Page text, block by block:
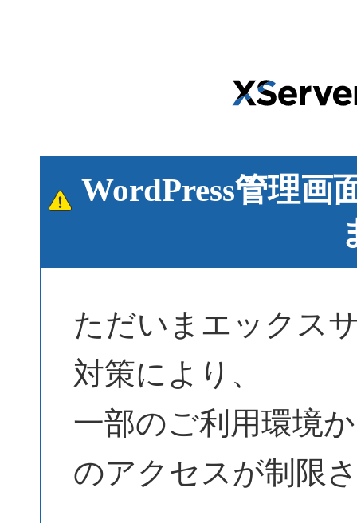
WordPress管理画
ただいまエックス
対策により、
一部のご利用環境
のアクセスが制限